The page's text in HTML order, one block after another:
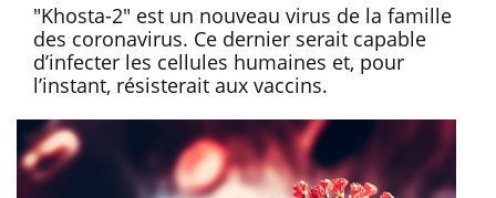
"Khosta-2" est un nouveau virus de la famille
des coronavirus. Ce dernier serait capable
d’infecter les cellules humaines et, pour
l’instant, résisterait aux vaccins.